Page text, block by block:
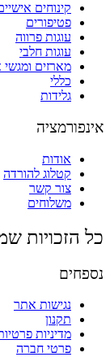
קינוחים
פטיפורים
עוגות פרווה
עוגות חלבי
מארזים ומגשי
כללי
גלידות
אינפורמציה
אודות
קטלוג להורדה
צור קשר
משלוחים
כל הזכויות
נספחים
נגישות אתר
תקנון
מדיניות
פרטי חברה